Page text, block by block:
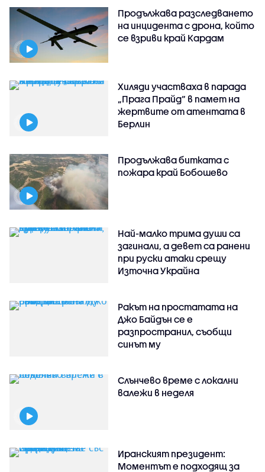
Продължава разследването
на инцидента с дрона, който
се взриви край Кардам
Хиляди участваха в парада
„Прага Прайд“ в памет на
жертвите от атентата в
Берлин
Продължава битката с
пожара край Бобошево
Най-малко трима души са
загинали, а девет са ранени
при руски атаки срещу
Източна Украйна
Ракът на простатата на
Джо Байдън се е
разпространил, съобщи
синът му
Слънчево време с локални
валежи в неделя
Иранският президент:
Моментът е подходящ за